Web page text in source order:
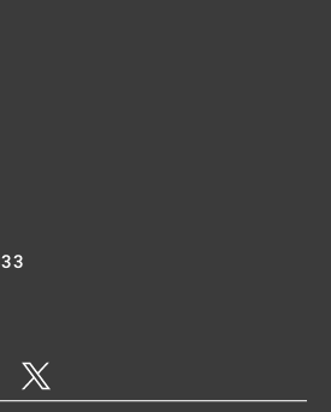
nové kartě
na nové kartě
se otevře na nové kartě
Odkaz se otevře na nové kartě